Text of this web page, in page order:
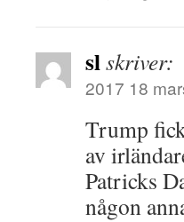
slskriver:
2017 18
Trump
av
Patricks
någon